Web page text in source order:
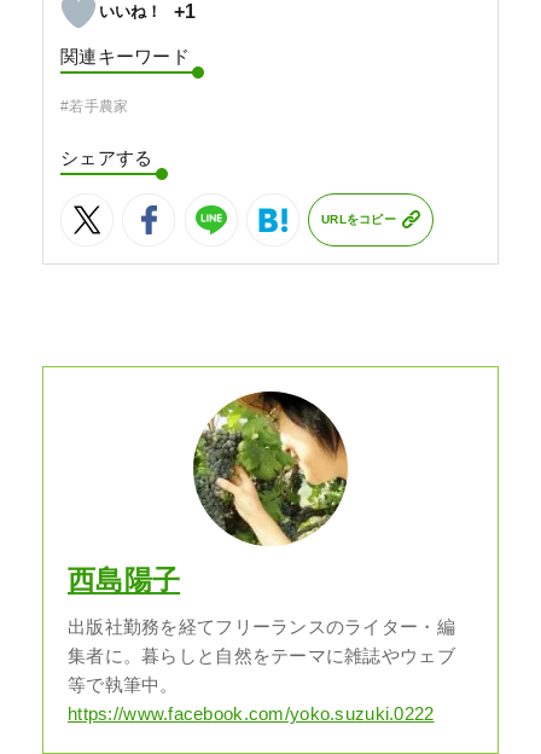
+1
関連キーワード
#若手農家
シェアする
URLをコピー
西島陽子
出版社勤務を経てフリーランスのライター・編
集者に。暮らしと自然をテーマに雑誌やウェブ
等で執筆中。
https://www.facebook.com/yoko.suzuki.0222